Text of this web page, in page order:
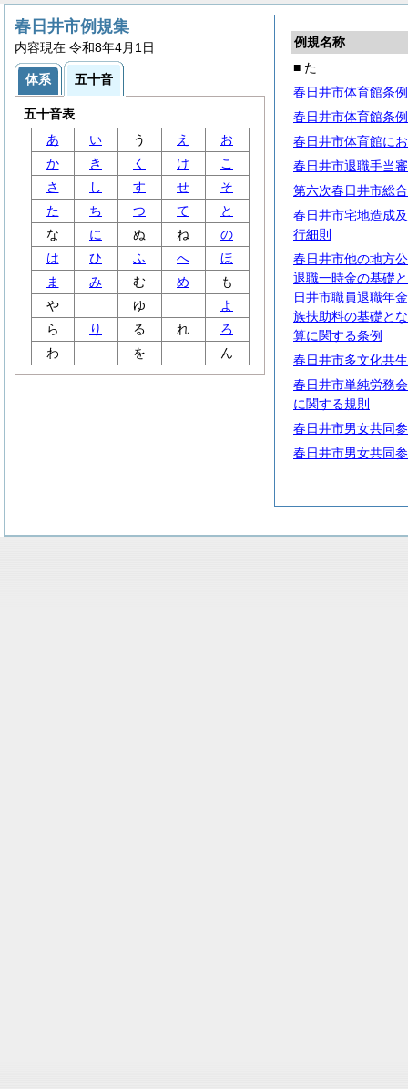
例規名称
■ た
春日井市体育館条例
春日井市体育館条
春日井市体育館に
春日井市退職手当
第六次春日井市総
春日井市宅地造成
行細則
春日井市他の地方
退職一時金の基礎
日井市職員退職年
族扶助料の基礎と
算に関する条例
春日井市多文化共
春日井市単純労務
に関する規則
春日井市男女共同
春日井市男女共同
春日井市例規集
内容現在 令和8年4月1日
体系 五十音
五十音表
あ
い う え
お
か
き く け
こ
さ
し す せ
そ
た
ち つ て
と
な
に ぬ ね
の
は
ひ ふ へ
ほ
ま
み む め
も
や
ゆ
よ
ら
り る れ
ろ
わ
を ん